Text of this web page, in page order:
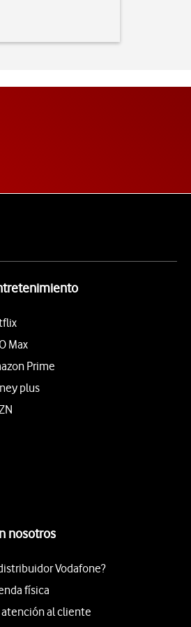
Max
Prime
plus
nosotros
Vodafone?
física
al cliente